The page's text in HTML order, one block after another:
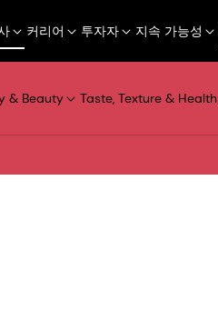
커리어 투자자 지속 가능성
& Beauty Taste, Texture & Health